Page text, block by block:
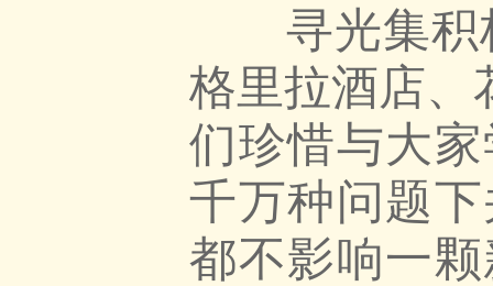
寻光集积极
格里拉酒店、
们珍惜与大
千万种问题
都不影响一